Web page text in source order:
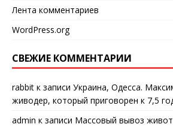
Лента комментариев
WordPress.org
СВЕЖИЕ КОММЕНТАРИИ
rabbit к записи Украина, Одесса.
живодер, который приговорен к 7,5
admin к записи Массовый вывоз